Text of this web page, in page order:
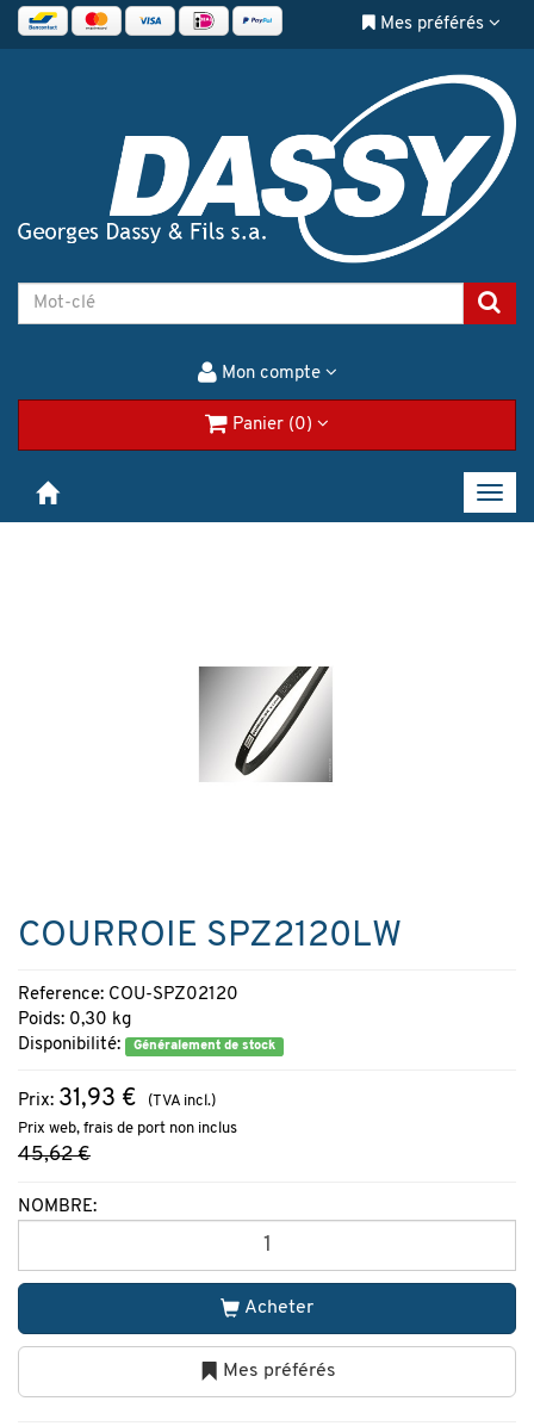
Mes préférés
Mon compte
Panier (0)
COURROIE SPZ2120LW
Reference: COU-SPZ02120
Poids: 0,30 kg
Disponibilité:
Généralement de stock
Prix: 31,93 €
(TVA incl.)
Prix web, frais de port non inclus
45,62 €
NOMBRE:
Acheter
Mes préférés